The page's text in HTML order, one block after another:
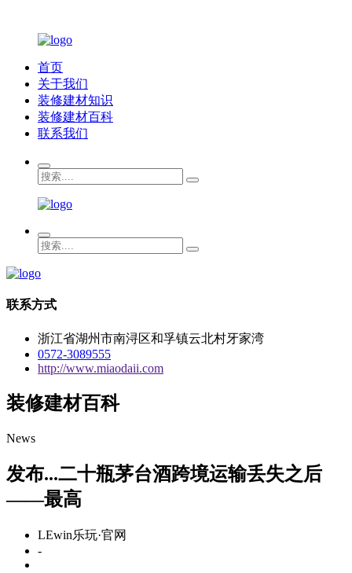
首页
关于我们
装修建材知识
装修建材百科
联系我们
联系方式
浙江省湖州市南浔区和孚镇云北村牙家湾
0572-3089555
http://www.miaodaii.com
装修建材百科
News
发布...二十瓶茅台酒跨境运输丢失之后
——最高
LEwin乐玩·官网
-